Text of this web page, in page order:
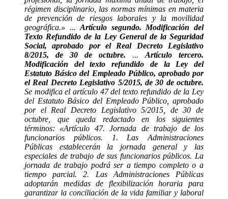
régimen disciplinario, las normas mínimas en materia
de prevención de riesgos laborales y la movilidad
geográfica.» ...Artículo segundo. Modificación del
Texto Refundido de la Ley General de la Seguridad
Social, aprobado por el Real Decreto Legislativo
8/2015, de 30 de octubre. ... Artículo tercero.
Modificación del texto refundido de la Ley del
Estatuto Básico del Empleado Público, aprobado por
el Real Decreto Legislativo 5/2015, de 30 de octubre.
Se modifica el artículo 47 del texto refundido de la Ley
del Estatuto Básico del Empleado Público, aprobado
por el Real Decreto Legislativo 5/2015, de 30 de
octubre, que queda redactado en los siguientes
términos: «Artículo 47. Jornada de trabajo de los
funcionarios públicos. 1. Las Administraciones
Públicas establecerán la jornada general y las
especiales de trabajo de sus funcionarios públicos. La
jornada de trabajo podrá ser a tiempo completo o a
tiempo parcial. 2. Las Administraciones Públicas
adoptarán medidas de flexibilización horaria para
garantizar la conciliación de la vida familiar y laboral